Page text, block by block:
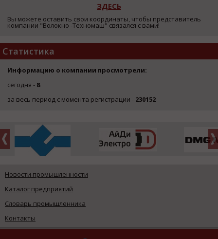
ЗДЕСЬ
Вы можете оставить свои координаты, чтобы представитель
компании "Волокно -Техномаш" связался с вами!
Статистика
Информацию о компании просмотрели:
сегодня - 8
за весь период с момента регистрации - 230152
Новости промышленности
Каталог предприятий
Словарь промышленника
Контакты